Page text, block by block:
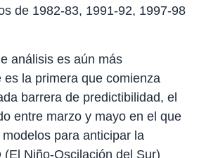
de 1982-83, 1991-92, 1997-98
análisis es aún más
la primera que comienza
barrera de predictibilidad, el
entre marzo y mayo en el que
para anticipar la
Niño-Oscilación del Sur)